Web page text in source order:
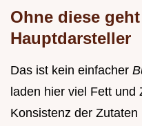
Ohne diese
Hauptdarsteller
Das ist kein einfacher
laden hier viel Fett
Konsistenz der Zutaten